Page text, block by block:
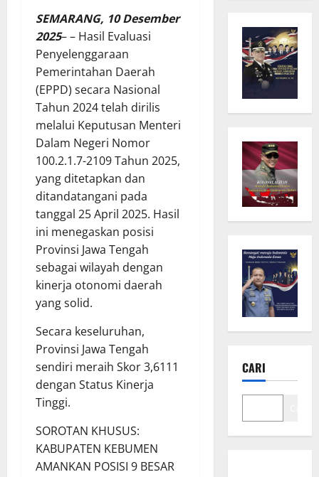
SEMARANG, 10 Desember
2025– – Hasil Evaluasi
Penyelenggaraan
Pemerintahan Daerah
(EPPD) secara Nasional
Tahun 2024 telah dirilis
melalui Keputusan Menteri
Dalam Negeri Nomor
100.2.1.7-2109 Tahun 2025,
yang ditetapkan dan
ditandatangani pada
tanggal 25 April 2025. Hasil
ini menegaskan posisi
Provinsi Jawa Tengah
sebagai wilayah dengan
kinerja otonomi daerah
yang solid.
Secara keseluruhan,
Provinsi Jawa Tengah
sendiri meraih Skor 3,6111
dengan Status Kinerja
Tinggi.
SOROTAN KHUSUS:
KABUPATEN KEBUMEN
AMANKAN POSISI 9 BESAR
CARI